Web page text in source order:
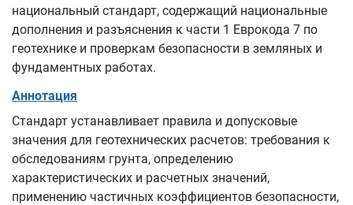
национальный стандарт, содержащий национальные
дополнения и разъяснения к части 1 Еврокода 7 по
геотехнике и проверкам безопасности в земляных и
фундаментных работах.
Аннотация
Стандарт устанавливает правила и допусковые
значения для геотехнических расчетов: требования к
обследованиям грунта, определению
характеристических и расчетных значений,
применению частичных коэффициентов безопасности,